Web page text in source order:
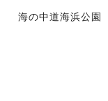
海の中道海浜公園